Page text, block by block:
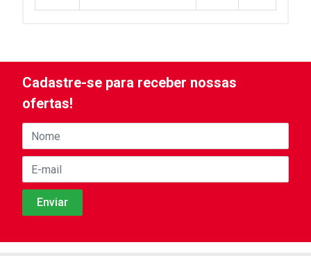
Cadastre-se para receber nossas
ofertas!